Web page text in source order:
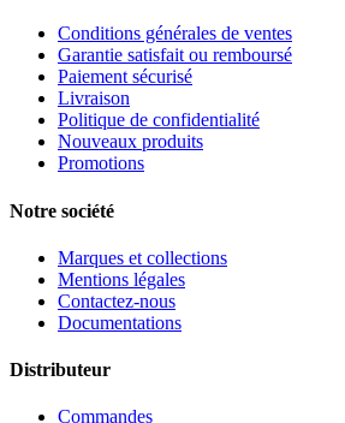
Conditions générales de ventes
Garantie satisfait ou remboursé
Paiement sécurisé
Livraison
Politique de confidentialité
Nouveaux produits
Promotions
Notre société
Marques et collections
Mentions légales
Contactez-nous
Documentations
Distributeur
Commandes